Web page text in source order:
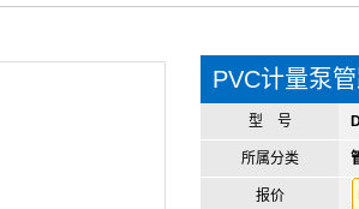
PVC计量泵
型 号
所属分类
报价